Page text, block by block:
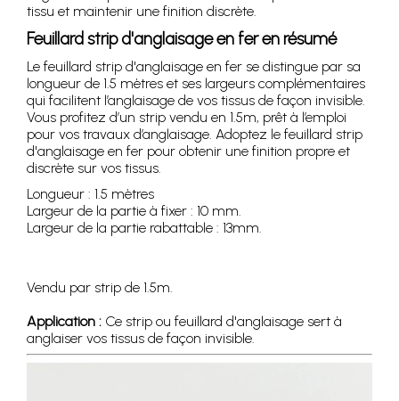
tissu et maintenir une finition discrète.
Feuillard strip d'anglaisage en fer en résumé
Le feuillard strip d'anglaisage en fer se distingue par sa
longueur de 1.5 mètres et ses largeurs complémentaires
qui facilitent l’anglaisage de vos tissus de façon invisible.
Vous profitez d’un strip vendu en 1.5m, prêt à l’emploi
pour vos travaux d’anglaisage. Adoptez le feuillard strip
d'anglaisage en fer pour obtenir une finition propre et
discrète sur vos tissus.
Longueur : 1.5 mètres
Largeur de la partie à fixer : 10 mm.
Largeur de la partie rabattable : 13mm.
Vendu par strip de 1.5m.
Application : Ce strip ou feuillard d'anglaisage sert à
anglaiser vos tissus de façon invisible.